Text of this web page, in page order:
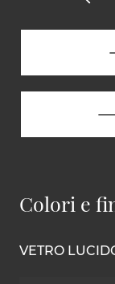
Colori e
VETRO